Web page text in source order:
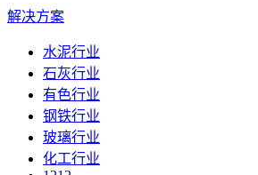
解决方案
水泥行业
石灰行业
有色行业
钢铁行业
玻璃行业
化工行业